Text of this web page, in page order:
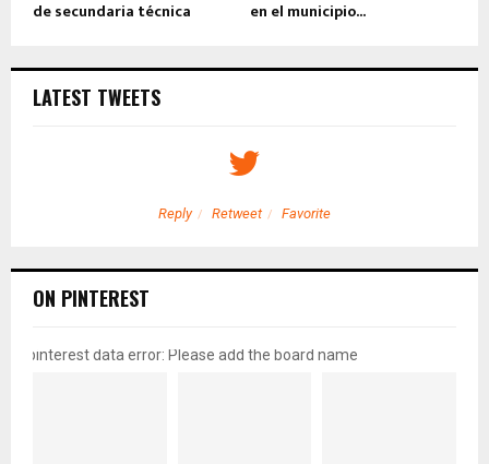
de secundaria técnica en el municipio...
LATEST TWEETS
Reply Retweet Favorite
ON PINTEREST
pinterest data error: Please add the board name